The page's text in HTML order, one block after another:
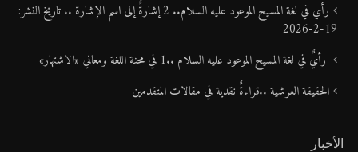
رأي في لغة المسيح الموعود عليه السلام.. 2 إشارةٌ إلى اسم الإشارة .. تاريخ النشر:
19-2-2026
رأيٌ في لغة المسيح الموعود عليه السلام ..1 في محنة اللغة ومعاني «الاشتهار»
الحقيقة العرشية ..قراءةٌ نقدية في مقالات المتقدمين
الأخبار